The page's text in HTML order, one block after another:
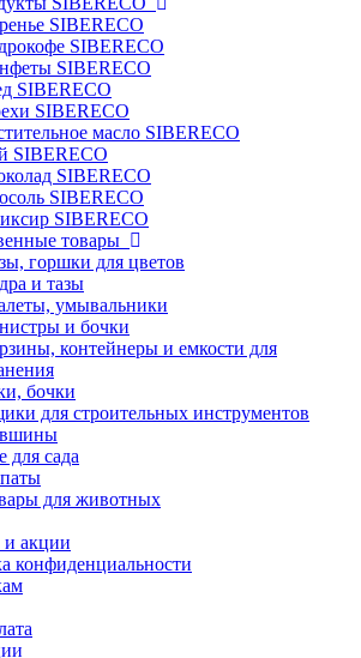
SIBERECO
SIBERECO
SIBERECO
SIBERECO
SIBERECO
масло SIBERECO
SIBERECO
SIBERECO
SIBERECO
SIBERECO
товары
горшки для цветов
и тазы
умывальники
и бочки
контейнеры и емкости для
бочки
для строительных инструментов
для сада
для животных
акции
конфиденциальности